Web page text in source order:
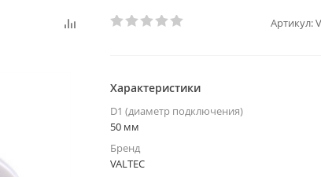
Артикул:
Характеристики
D1 (диаметр подключения)
50 мм
Бренд
VALTEC